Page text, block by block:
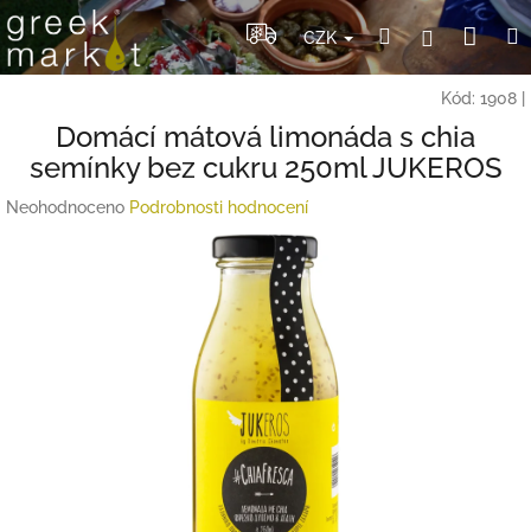
na
obsah
CZK HledatPřihlášení
Kód: 1908
Domácí mátová limonáda s chia
semínky bez cukru 250ml JUKEROS
Průměrné
Neohodnoceno Podrobnosti hodnocení